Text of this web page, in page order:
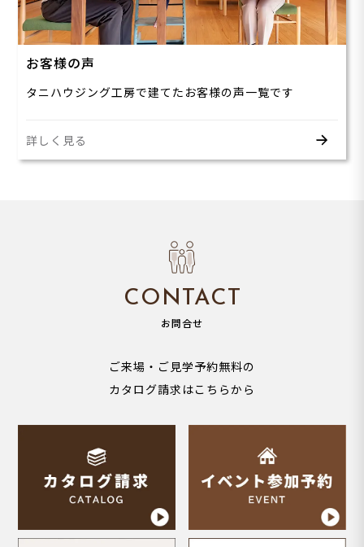
お客様の声
タニハウジング工房で建てたお客様の声一覧です
詳しく見る
CONTACT
お問合せ
ご来場・ご見学予約無料の
カタログ請求はこちらから